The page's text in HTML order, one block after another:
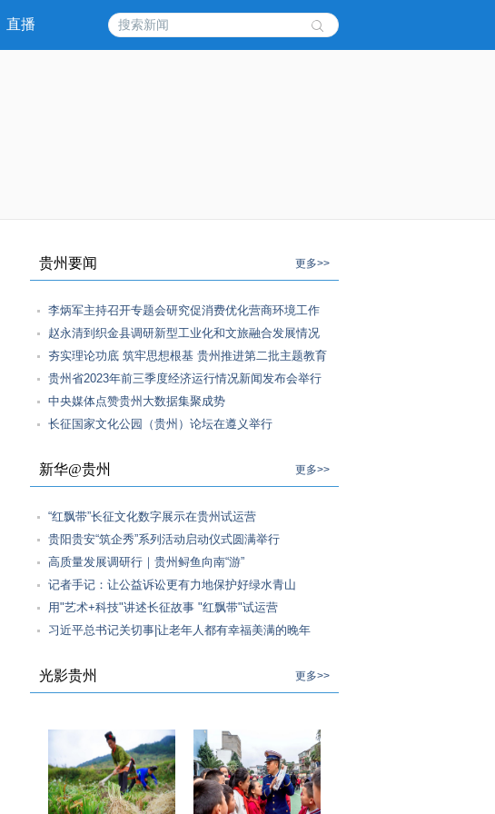
直播
贵州要闻 更多>>
李炳军主持召开专题会研究促消费优化营商环境工作
赵永清到织金县调研新型工业化和文旅融合发展情况
夯实理论功底 筑牢思想根基 贵州推进第二批主题教育
贵州省2023年前三季度经济运行情况新闻发布会举行
中央媒体点赞贵州大数据集聚成势
长征国家文化公园（贵州）论坛在遵义举行
新华@贵州 更多>>
“红飘带”长征文化数字展示在贵州试运营
贵阳贵安“筑企秀”系列活动启动仪式圆满举行
高质量发展调研行｜贵州鲟鱼向南“游”
记者手记：让公益诉讼更有力地保护好绿水青山
用"艺术+科技"讲述长征故事 "红飘带"试运营
习近平总书记关切事|让老年人都有幸福美满的晚年
光影贵州 更多>>